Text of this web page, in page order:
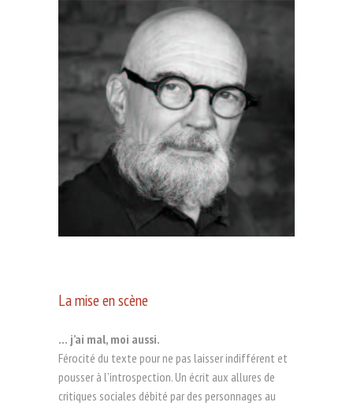
La mise en scène
… j’ai mal, moi aussi.
Férocité du texte pour ne pas laisser indifférent et
pousser à l’introspection. Un écrit aux allures de
critiques sociales débité par des personnages au